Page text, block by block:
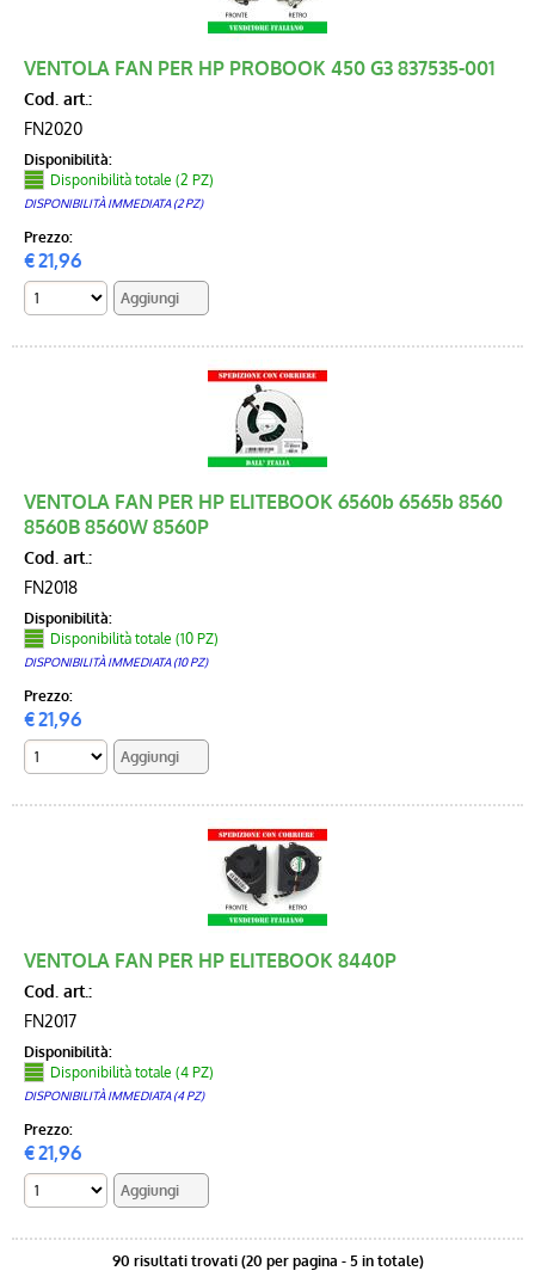
VENTOLA FAN PER HP PROBOOK 450 G3 837535-001
Cod. art.:
FN2020
Disponibilità:
Disponibilità totale (2 PZ)
DISPONIBILITÀ IMMEDIATA (2 PZ)
Prezzo:
€21,96
VENTOLA FAN PER HP ELITEBOOK 6560b 6565b 8560
8560B 8560W 8560P
Cod. art.:
FN2018
Disponibilità:
Disponibilità totale (10 PZ)
DISPONIBILITÀ IMMEDIATA (10 PZ)
Prezzo:
€21,96
VENTOLA FAN PER HP ELITEBOOK 8440P
Cod. art.:
FN2017
Disponibilità:
Disponibilità totale (4 PZ)
DISPONIBILITÀ IMMEDIATA (4 PZ)
Prezzo:
€21,96
90 risultati trovati (20 per pagina - 5 in totale)